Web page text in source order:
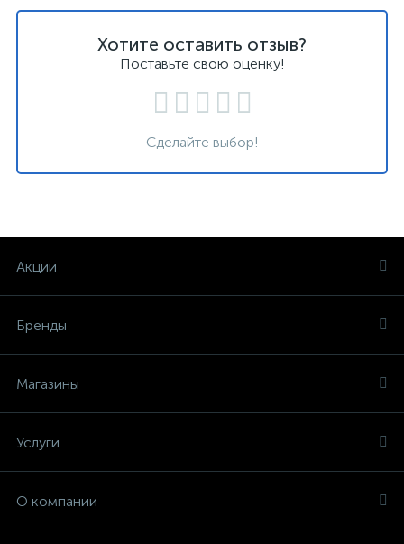
Хотите оставить отзыв?
Поставьте свою оценку!
Сделайте выбор!
Акции
Бренды
Магазины
Услуги
О компании